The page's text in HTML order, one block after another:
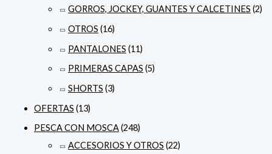
GORROS, JOCKEY, GUANTES Y CALCETINES (2)
OTROS (16)
PANTALONES (11)
PRIMERAS CAPAS (5)
SHORTS (3)
OFERTAS (13)
PESCA CON MOSCA(248)
ACCESORIOS Y OTROS (22)